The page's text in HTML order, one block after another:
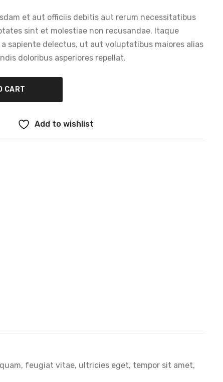
et aut officiis debitis aut rerum necessitatibus
sint et molestiae non recusandae. Itaque
sapiente delectus, ut aut voluptatibus maiores alias
doloribus asperiores repellat.
CART
Add to wishlist
feugiat vitae, ultricies eget, tempor sit amet,